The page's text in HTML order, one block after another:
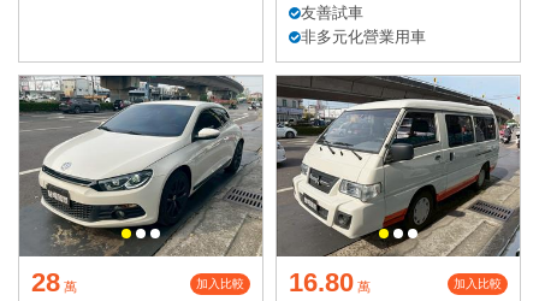
友善試車
非多元化營業用車
28 萬 加入比較 16.80 萬 加入比較